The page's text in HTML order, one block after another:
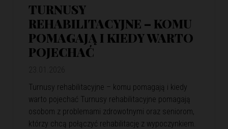
TURNUSY
REHABILITACYJNE – KOMU
POMAGAJĄ I KIEDY WARTO
POJECHAĆ
Turnusy rehabilitacyjne – komu pomagają i kiedy
warto pojechać Turnusy rehabilitacyjne pomagają
osobom z problemami zdrowotnymi oraz seniorom,
którzy chcą połączyć rehabilitację z wypoczynkiem.